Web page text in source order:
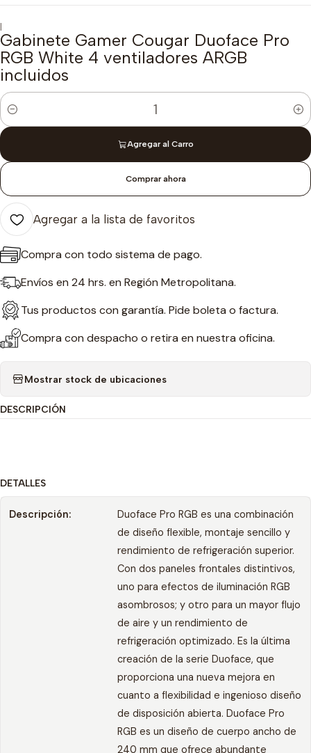
|
Gabinete Gamer Cougar Duoface Pro
RGB White 4 ventiladores ARGB
incluidos
Cantidad
Agregar al Carro
Comprar ahora
Agregar a la lista de favoritos
Compra con todo sistema de pago.
Envíos en 24 hrs. en Región Metropolitana.
Tus productos con garantía. Pide boleta o factura.
Compra con despacho o retira en nuestra oficina.
Mostrar stock de ubicaciones
DESCRIPCIÓN
DETALLES
Descripción:
Duoface Pro RGB es una combinación
de diseño flexible, montaje sencillo y
rendimiento de refrigeración superior.
Con dos paneles frontales distintivos,
uno para efectos de iluminación RGB
asombrosos; y otro para un mayor flujo
de aire y un rendimiento de
refrigeración optimizado. Es la última
creación de la serie Duoface, que
proporciona una nueva mejora en
cuanto a flexibilidad e ingenioso diseño
de disposición abierta. Duoface Pro
RGB es un diseño de cuerpo ancho de
240 mm que ofrece abundante